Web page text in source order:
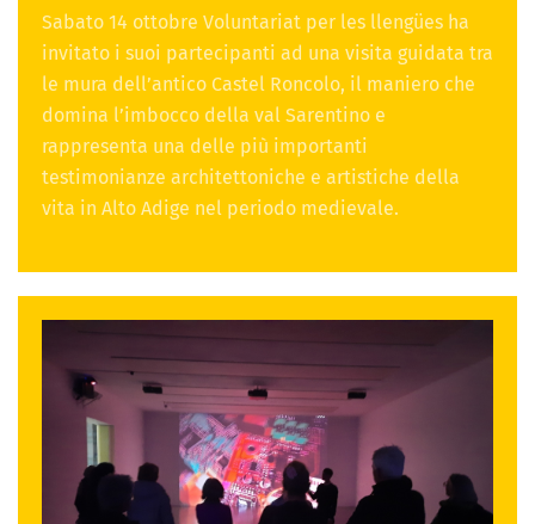
Sabato 14 ottobre Voluntariat per les llengües ha
invitato i suoi partecipanti ad una visita guidata tra
le mura dell’antico Castel Roncolo, il maniero che
domina l’imbocco della val Sarentino e
rappresenta una delle più importanti
testimonianze architettoniche e artistiche della
vita in Alto Adige nel periodo medievale.